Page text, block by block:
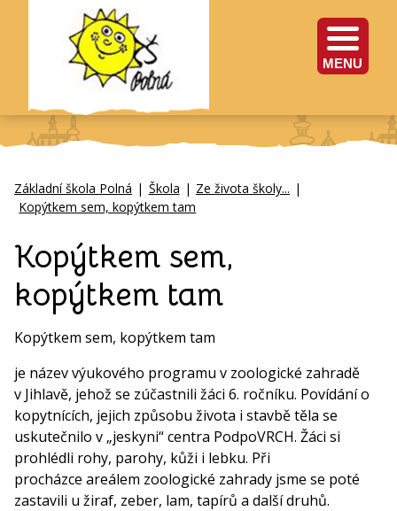
MENU
Základní škola Polná | Škola | Ze života školy... |
Kopýtkem sem, kopýtkem tam
Kopýtkem sem,
kopýtkem tam
Kopýtkem sem, kopýtkem tam
je název výukového programu v zoologické zahradě
v Jihlavě, jehož se zúčastnili žáci 6. ročníku. Povídání o
kopytnících, jejich způsobu života i stavbě těla se
uskutečnilo v „jeskyni“ centra PodpoVRCH. Žáci si
prohlédli rohy, parohy, kůži i lebku. Při
procházce areálem zoologické zahrady jsme se poté
zastavili u žiraf, zeber, lam, tapírů a další druhů.